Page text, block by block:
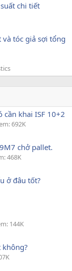
chi tiết
và tóc giả sợi tổng
cần khai ISF 10+2
692K
chở pallet.
468K
ở đâu tốt?
144K